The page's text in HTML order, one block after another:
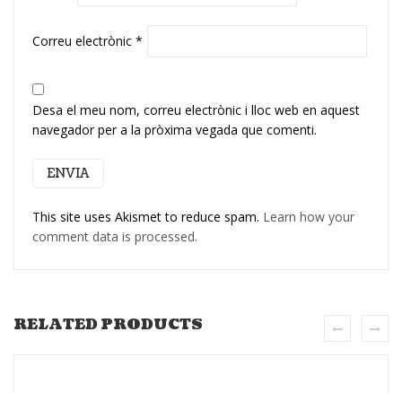
Correu electrònic *
Desa el meu nom, correu electrònic i lloc web en aquest
navegador per a la pròxima vegada que comenti.
This site uses Akismet to reduce spam. Learn how your
comment data is processed.
RELATED PRODUCTS